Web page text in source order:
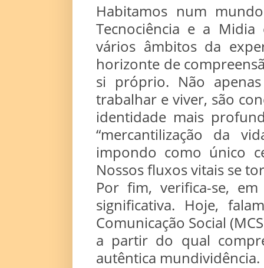
Habitamos num
Tecnociência e a
vários âmbitos da
horizonte de
si próprio. Não
trabalhar e viver, são
identidade mais
“mercantilização da
impondo como único
Nossos fluxos vitais se
Por fim, verifica-se,
significativa. Hoje,
Comunicação Social
a partir do qual
autêntica mundividência.